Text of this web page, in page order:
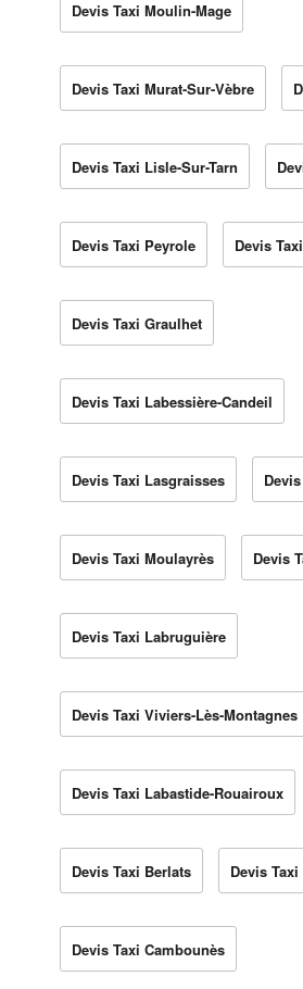
Devis Taxi Moulin-Mage
Devis Taxi Murat-Sur-Vèbre
Devis Taxi Lisle-Sur-Tarn
Devis Taxi Peyrole Devis
Devis Taxi Graulhet
Devis Taxi Labessière-Candeil
Devis Taxi Lasgraisses
Devis Taxi Moulayrès Devis
Devis Taxi Labruguière
Devis Taxi Viviers-Lès-Montagnes
Devis Taxi Labastide-Rouairoux
Devis Taxi Berlats Devis Taxi
Devis Taxi Cambounès